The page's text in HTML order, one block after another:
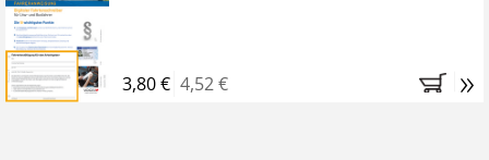
3,80 € 4,52 € »